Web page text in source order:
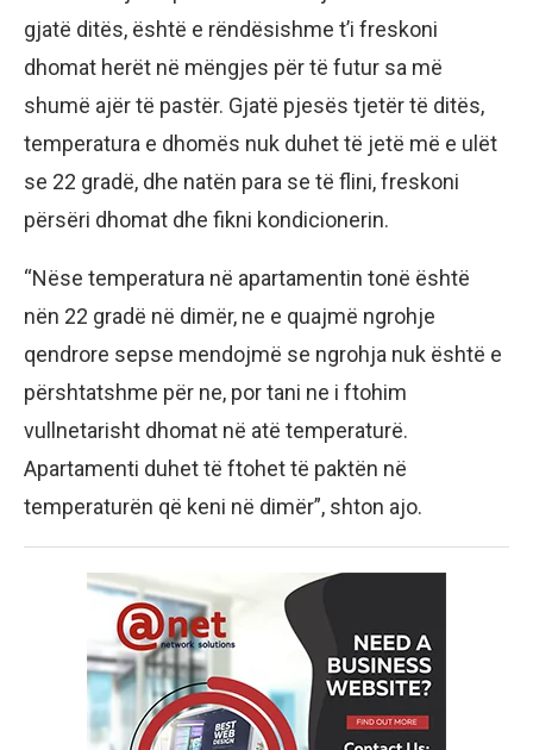
gjatë ditës, është e rëndësishme t’i freskoni
dhomat herët në mëngjes për të futur sa më
shumë ajër të pastër. Gjatë pjesës tjetër të ditës,
temperatura e dhomës nuk duhet të jetë më e ulët
se 22 gradë, dhe natën para se të flini, freskoni
përsëri dhomat dhe fikni kondicionerin.
“Nëse temperatura në apartamentin tonë është
nën 22 gradë në dimër, ne e quajmë ngrohje
qendrore sepse mendojmë se ngrohja nuk është e
përshtatshme për ne, por tani ne i ftohim
vullnetarisht dhomat në atë temperaturë.
Apartamenti duhet të ftohet të paktën në
temperaturën që keni në dimër”, shton ajo.